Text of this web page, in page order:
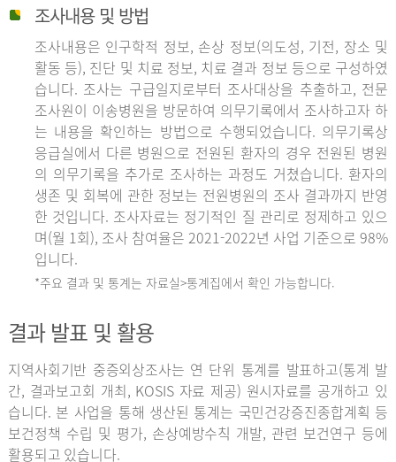
조사내용 및 방법
조사내용은 인구학적 정보, 손상 정보(의도성, 기전, 장소 및
활동 등), 진단 및 치료 정보, 치료 결과 정보 등으로 구성하였
습니다. 조사는 구급일지로부터 조사대상을 추출하고, 전문
조사원이 이송병원을 방문하여 의무기록에서 조사하고자 하
는 내용을 확인하는 방법으로 수행되었습니다. 의무기록상
응급실에서 다른 병원으로 전원된 환자의 경우 전원된 병원
의 의무기록을 추가로 조사하는 과정도 거쳤습니다. 환자의
생존 및 회복에 관한 정보는 전원병원의 조사 결과까지 반영
한 것입니다. 조사자료는 정기적인 질 관리로 정제하고 있으
며(월 1회), 조사 참여율은 2021-2022년 사업 기준으로 98%
입니다.
*주요 결과 및 통계는 자료실>통계집에서 확인 가능합니다.
결과 발표 및 활용
지역사회기반 중증외상조사는 연 단위 통계를 발표하고(통계 발
간, 결과보고회 개최, KOSIS 자료 제공) 원시자료를 공개하고 있
습니다. 본 사업을 통해 생산된 통계는 국민건강증진종합계획 등
보건정책 수립 및 평가, 손상예방수칙 개발, 관련 보건연구 등에
활용되고 있습니다.